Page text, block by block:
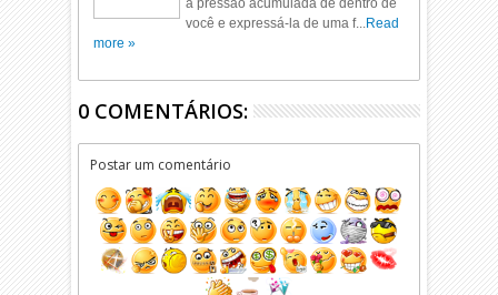
você e expressá-la de uma f... Read
more »
0 COMENTÁRIOS:
Postar um comentário